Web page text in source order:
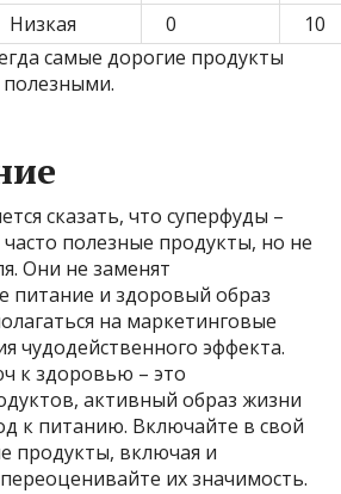
Низкая 0
10
самые дорогие продукты
сказать, что суперфуды –
полезные продукты, но не
Они не заменят
питание и здоровый образ
на маркетинговые
чудодейственного эффекта.
к здоровью – это
активный образ жизни
к питанию. Включайте в свой
продукты, включая и
их значимость.